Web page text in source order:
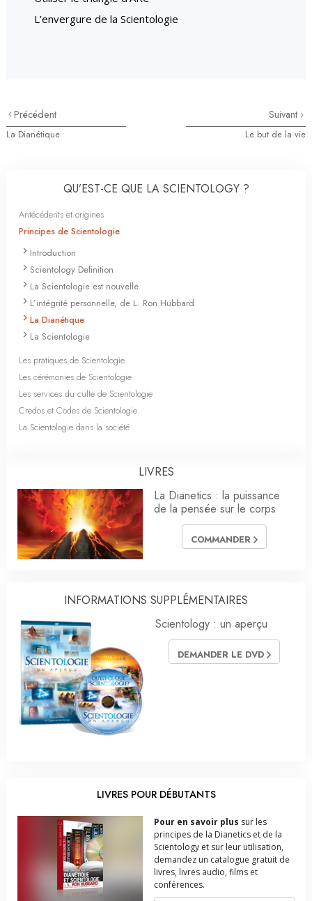
L’envergure de la Scientologie
Précédent
La Dianétique
Suivant
Le but de la vie
QU’EST-CE QUE LA SCIENTOLOGY ?
Antécédents et origines
Principes de Scientologie
Introduction
Scientology Definition
La Scientologie est nouvelle.
L’intégrité personnelle, de L. Ron Hubbard
La Dianétique
La Scientologie
Les pratiques de Scientologie
Les cérémonies de Scientologie
Les services du culte de Scientologie
Credos et Codes de Scientologie
La Scientologie dans la société
LIVRES
La Dianetics : la puissance
de la pensée sur le corps
COMMANDER
INFORMATIONS SUPPLÉMENTAIRES
Scientology : un aperçu
DEMANDER LE DVD
LIVRES POUR DÉBUTANTS
Pour en savoir plus sur les
principes de la Dianetics et de la
Scientology et sur leur utilisation,
demandez un catalogue gratuit de
livres, livres audio, films et
conférences.